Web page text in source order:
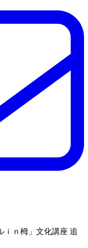
ｉｎ栂」文化講座 追